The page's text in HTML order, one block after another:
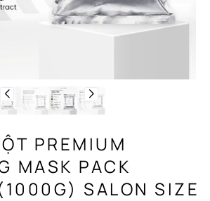
PREMIUM
MASK PACK
SALON SIZE